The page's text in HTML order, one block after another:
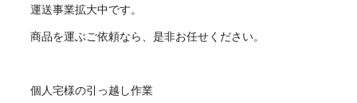
運送事業拡大中です。
商品を運ぶご依頼なら、是非お任せください。
個人宅様の引っ越し作業